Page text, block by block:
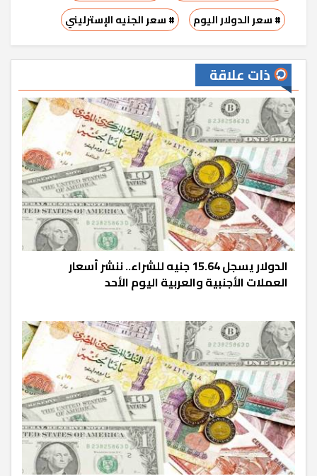
# سعر الدولار اليوم
# سعر الجنيه الإسترليني
ذات علاقة
الدولار يسجل 15.64 جنيه للشراء.. ننشر أسعار
العملات الأجنبية والعربية اليوم الأحد